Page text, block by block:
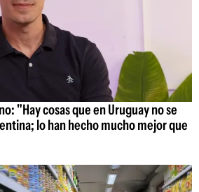
"Hay cosas que en Uruguay no se
lo han hecho mucho mejor que